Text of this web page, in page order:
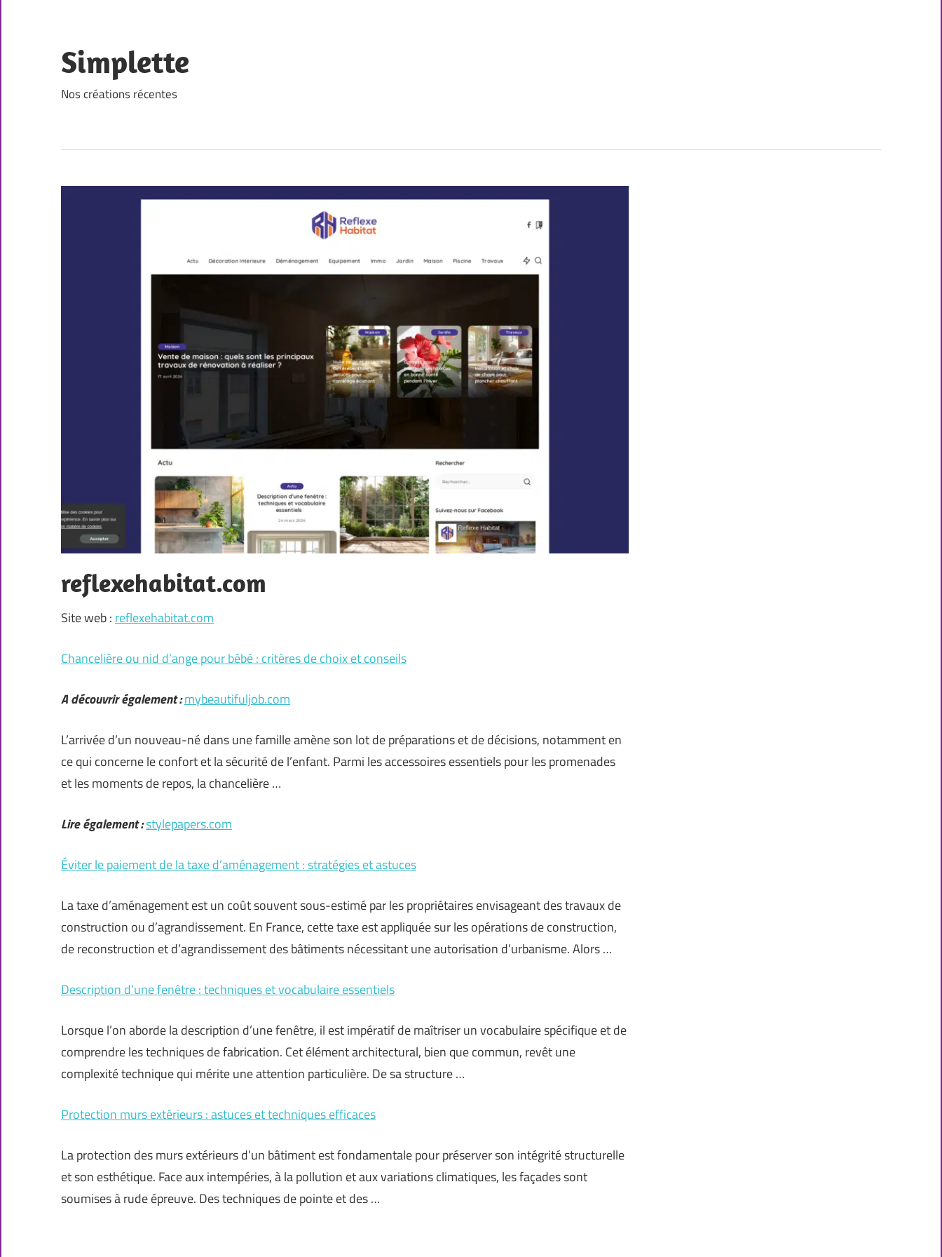
content
Simplette
Nos créations récentes
reflexehabitat.com
Site web : reflexehabitat.com
Chancelière ou nid d’ange pour bébé : critères de choix et conseils
A découvrir également :mybeautifuljob.com
L’arrivée d’un nouveau-né dans une famille amène son lot de préparations et de décisions, notamment en
ce qui concerne le confort et la sécurité de l’enfant. Parmi les accessoires essentiels pour les promenades
et les moments de repos, la chancelière …
Lire également :stylepapers.com
Éviter le paiement de la taxe d’aménagement : stratégies et astuces
La taxe d’aménagement est un coût souvent sous-estimé par les propriétaires envisageant des travaux de
construction ou d’agrandissement. En France, cette taxe est appliquée sur les opérations de construction,
de reconstruction et d’agrandissement des bâtiments nécessitant une autorisation d’urbanisme. Alors …
Description d’une fenêtre : techniques et vocabulaire essentiels
Lorsque l’on aborde la description d’une fenêtre, il est impératif de maîtriser un vocabulaire spécifique et de
comprendre les techniques de fabrication. Cet élément architectural, bien que commun, revêt une
complexité technique qui mérite une attention particulière. De sa structure …
Protection murs extérieurs : astuces et techniques efficaces
La protection des murs extérieurs d’un bâtiment est fondamentale pour préserver son intégrité structurelle
et son esthétique. Face aux intempéries, à la pollution et aux variations climatiques, les façades sont
soumises à rude épreuve. Des techniques de pointe et des …